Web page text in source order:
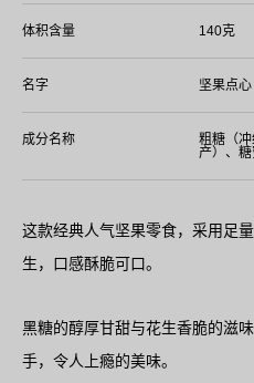
体积含量 140克
名字 坚果点心
成分名称
粗糖（
产）、糖
这款经典人气坚果零食，采用足
生，口感酥脆可口。
黑糖的醇厚甘甜与花生香脆的滋
手，令人上瘾的美味。